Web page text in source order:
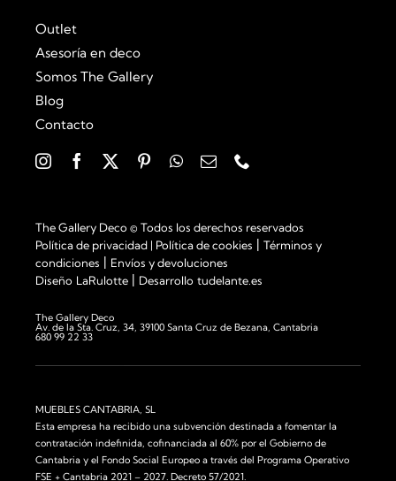
Outlet
Asesoría en deco
Somos The Gallery
Blog
Contacto
The Gallery Deco © Todos los derechos reservados
Política de privacidad| Política de cookies | Términos y
condiciones | Envíos y devoluciones
Diseño LaRulotte| Desarrollo tudelante.es
The Gallery Deco
Av. de la Sta. Cruz, 34, 39100 Santa Cruz de Bezana, Cantabria
680 99 22 33
MUEBLES CANTABRIA, SL
Esta empresa ha recibido una subvención destinada a fomentar la
contratación indefinida, cofinanciada al 60% por el Gobierno de
Cantabria y el Fondo Social Europeo a través del Programa Operativo
FSE + Cantabria 2021 – 2027. Decreto 57/2021.